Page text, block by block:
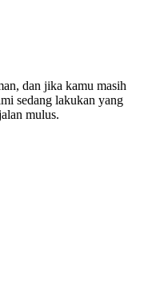
dan jika kamu masih
sedang lakukan yang
mulus.